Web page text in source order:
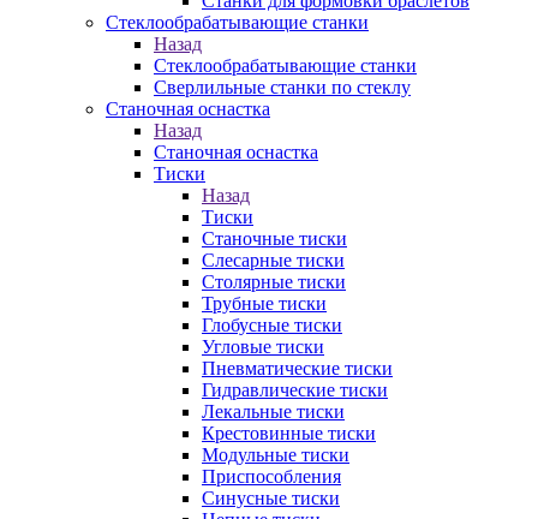
Стеклообрабатывающие станки
Назад
Стеклообрабатывающие станки
Сверлильные станки по стеклу
Станочная оснастка
Назад
Станочная оснастка
Тиски
Назад
Тиски
Станочные тиски
Слесарные тиски
Столярные тиски
Трубные тиски
Глобусные тиски
Угловые тиски
Пневматические тиски
Гидравлические тиски
Лекальные тиски
Крестовинные тиски
Модульные тиски
Приспособления
Синусные тиски